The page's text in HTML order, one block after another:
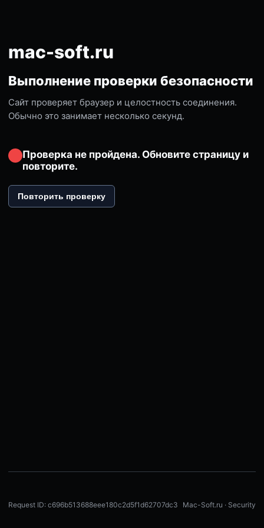
mac-soft.ru
Выполнение проверки безопасности
Сайт проверяет браузер и целостность соединения.
Обычно это занимает несколько секунд.
Проверка не пройдена. Обновите страницу и
повторите.
Повторить проверку
Request ID: c696b513688eee180c2d5f1d62707dc3 Mac-Soft.ru · Security